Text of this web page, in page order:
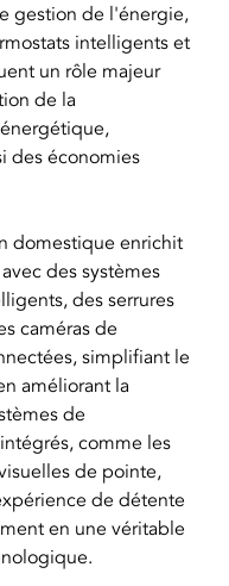
gestion de l'énergie,
intelligents et
un rôle majeur
de la
des économies
domestique enrichit
des systèmes
des serrures
caméras de
simplifiant le
améliorant la
de
comme les
de pointe,
de détente
en une véritable